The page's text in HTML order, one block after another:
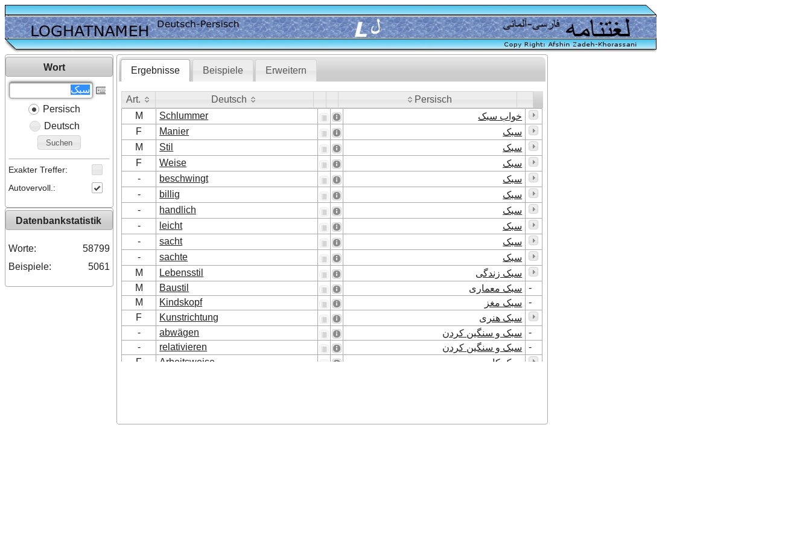
Wort
Persisch
Deutsch
Suchen
Exakter Treffer:
Autovervoll.:
Datenbankstatistik
Worte:
58799
Beispiele:
5061
Ergebnisse Beispiele Erweitern
Art. Deutsch
Persisch
Art.
M Schlummer
خواب سبک
F
Manier
سبک
M
Stil
سبک
F
Weise
سبک
-
beschwingt
سبک
-
billig
سبک
-
handlich
سبک
-
leicht
سبک
-
sacht
سبک
-
sachte
سبک
M
Lebensstil
سبک زندگی
M
Baustil سبک معماری
-
M
Kindskopf سبک مغز
-
F
Kunstrichtung
سبک هنری
-
abwägen سبک و سنگین کردن
-
-
relativieren سبک و سنگین کردن
-
F
Arbeitsweise
سبک کار
-
erleichtern
سبک کردن